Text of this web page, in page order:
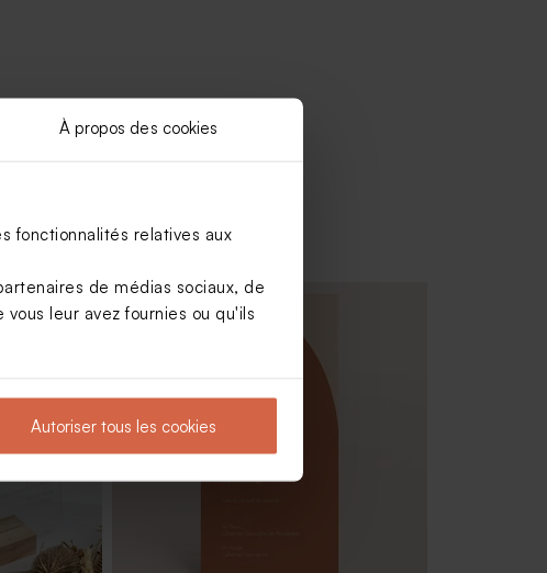
À propos des cookies
fonctionnalités relatives aux
de médias sociaux, de
leur avez fournies ou qu'ils
Autoriser tous les cookies
Contenant à dragées transparent rond